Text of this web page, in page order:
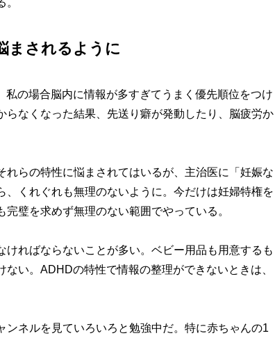
まされるように
の場合脳内に情報が多すぎてうまく優先順位をつけ
らなくなった結果、先送り癖が発動したり、脳疲労か
らの特性に悩まされてはいるが、主治医に「妊娠な
、くれぐれも無理のないように。今だけは妊婦特権を
璧を求めず無理のない範囲でやっている。
ればならないことが多い。ベビー用品も用意するも
い。ADHDの特性で情報の整理ができないときは、
ネルを見ていろいろと勉強中だ。特に赤ちゃんの1